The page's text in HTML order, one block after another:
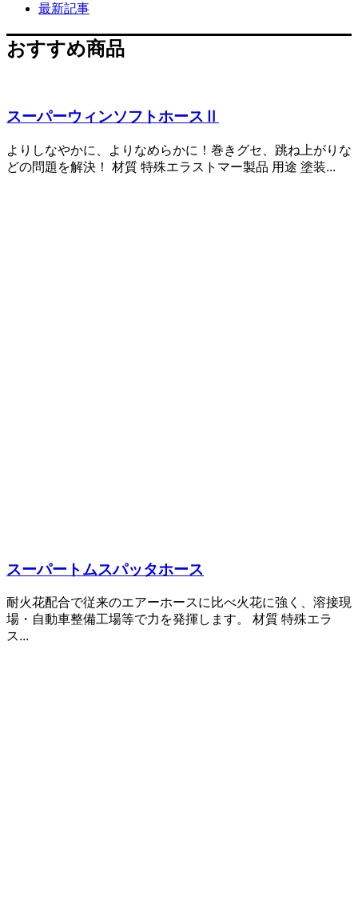
最新記事
おすすめ商品
スーパーウィンソフトホースⅡ
よりしなやかに、よりなめらかに！巻きグセ、跳ね上がりな
どの問題を解決！ 材質 特殊エラストマー製品 用途 塗装...
スーパートムスパッタホース
耐火花配合で従来のエアーホースに比べ火花に強く、溶接現
場・自動車整備工場等で力を発揮します。 材質 特殊エラ
ス...